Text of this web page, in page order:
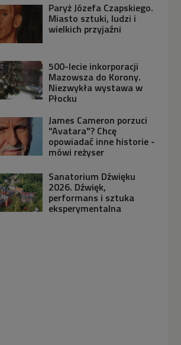
Paryż Józefa Czapskiego.
Miasto sztuki, ludzi i
wielkich przyjaźni
500-lecie inkorporacji
Mazowsza do Korony.
Niezwykła wystawa w
Płocku
James Cameron porzuci
"Avatara"? Chcę
opowiadać inne historie -
mówi reżyser
Sanatorium Dźwięku
2026. Dźwięk,
performans i sztuka
eksperymentalna